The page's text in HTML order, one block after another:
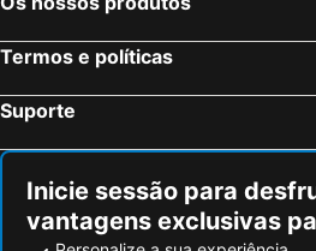
Isla Canela, Andaluzia Hotéis
Termos e políticas
Suporte
Inicie sessão para
vantagens exclusivas